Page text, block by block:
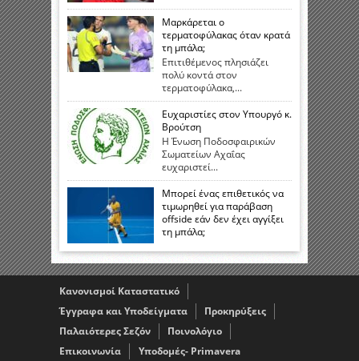
Μαρκάρεται ο
τερματοφύλακας όταν κρατά
τη μπάλα;
Επιτιθέμενος πλησιάζει
πολύ κοντά στον
τερματοφύλακα,...
Ευχαριστίες στον Υπουργό κ.
Βρούτση
Η Ένωση Ποδοσφαιρικών
Σωματείων Αχαΐας
ευχαριστεί...
Μπορεί ένας επιθετικός να
τιμωρηθεί για παράβαση
offside εάν δεν έχει αγγίξει
τη μπάλα;
Κανονισμοί Καταστατικό
Έγγραφα και Υποδείγματα
Προκηρύξεις
Παλαιότερες Σεζόν
Ποινολόγιο
Επικοινωνία
Υποδομές- Primavera